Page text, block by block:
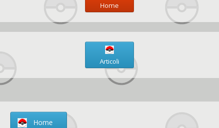
Home
Articoli
Home